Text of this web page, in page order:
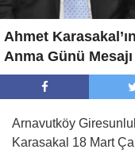
Ahmet
Anma Günü Mesajı
Arnavutköy
Karasakal 18 Mart